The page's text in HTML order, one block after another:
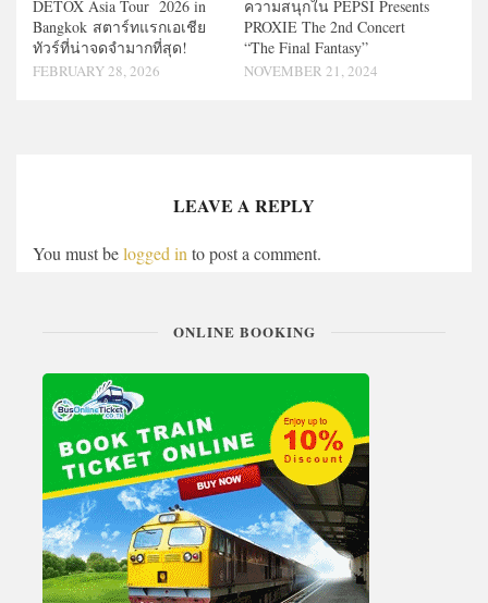
DETOX Asia Tour 2026 in
Bangkok สตาร์ทแรกเอเชีย
ทัวร์ที่น่าจดจำมากที่สุด!
FEBRUARY 28, 2026
ความสนุกใน PEPSI Presents
PROXIE The 2nd Concert
“The Final Fantasy”
NOVEMBER 21, 2024
LEAVE A REPLY
You must belogged in to post a comment.
ONLINE BOOKING